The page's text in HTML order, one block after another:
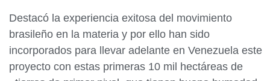
Destacó la experiencia exitosa del movimiento
brasileño en la materia y por ello han sido
incorporados para llevar adelante en Venezuela este
proyecto con estas primeras 10 mil hectáreas de